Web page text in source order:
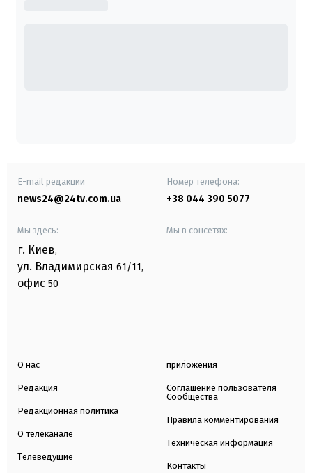
E-mail редакции
news24@24tv.com.ua
Номер телефона:
+38 044 390 5077
Мы здесь:
г. Киев,
ул. Владимирская 61/11,
офис 50
Мы в соцсетях:
О нас
Редакция
Редакционная политика
О телеканале
Телеведущие
приложения
Соглашение пользователя
Сообщества
Правила комментирования
Техническая информация
Контакты